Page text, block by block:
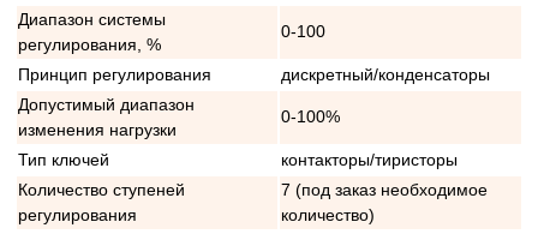
Диапазон системы
регулирования, %
0-100
Принцип регулирования
дискретный/конденсаторы
Допустимый диапазон
изменения нагрузки
0-100%
Тип ключей
контакторы/тиристоры
Количество ступеней
регулирования
7 (под заказ необходимое
количество)